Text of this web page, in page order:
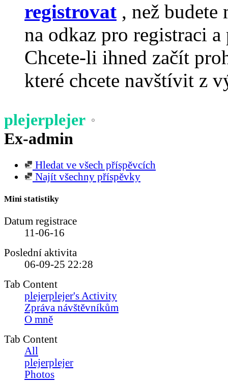
registrovat , než
na odkaz pro registraci
Chcete-li ihned začít
které chcete navštívit z
plejerplejer
Ex-admin
Hledat ve všech příspěvcích
Najít všechny příspěvky
Mini statistiky
Datum registrace
11-06-16
Poslední aktivita
06-09-25 22:28
Tab Content
plejerplejer's Activity
Zpráva návštěvníkům
O mně
Tab Content
All
plejerplejer
Photos